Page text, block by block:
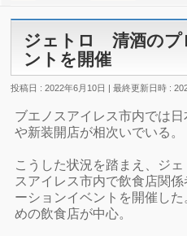
ジェトロ 清酒のプ
ントを開催
投稿日 : 2022年6月10日 最終更新日時 :
ブエノスアイレス市内では
や新装開店が相次いでいる。
こうした状況を踏まえ、ジ
スアイレス市内で飲食店関
ーションイベントを開催し
めの飲食店が中心。